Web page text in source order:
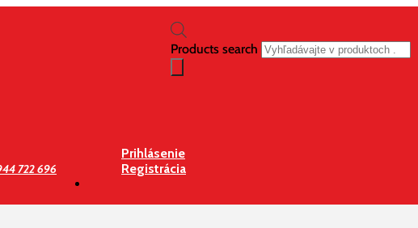
Products search
722 696
Prihlásenie
Registrácia